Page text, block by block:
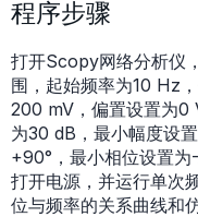
程序步骤
打开Scopy网络分析仪
围，起始频率为10 Hz
200 mV，偏置设置为0
为30 dB，最小幅度设
+90°，最小相位设置
打开电源，并运行单次
位与频率的关系曲线和